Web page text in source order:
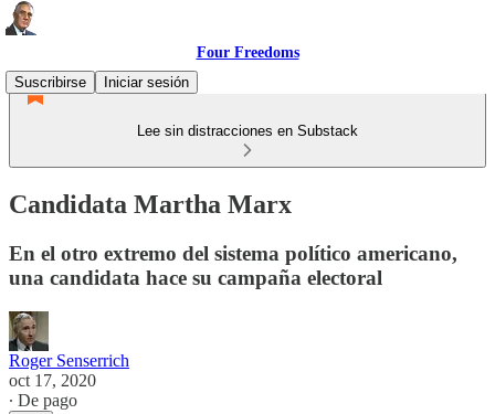
Four Freedoms
Suscribirse
Iniciar sesión
Lee sin distracciones en Substack
Candidata Martha Marx
En el otro extremo del sistema político americano,
una candidata hace su campaña electoral
Roger Senserrich
oct 17, 2020
∙ De pago